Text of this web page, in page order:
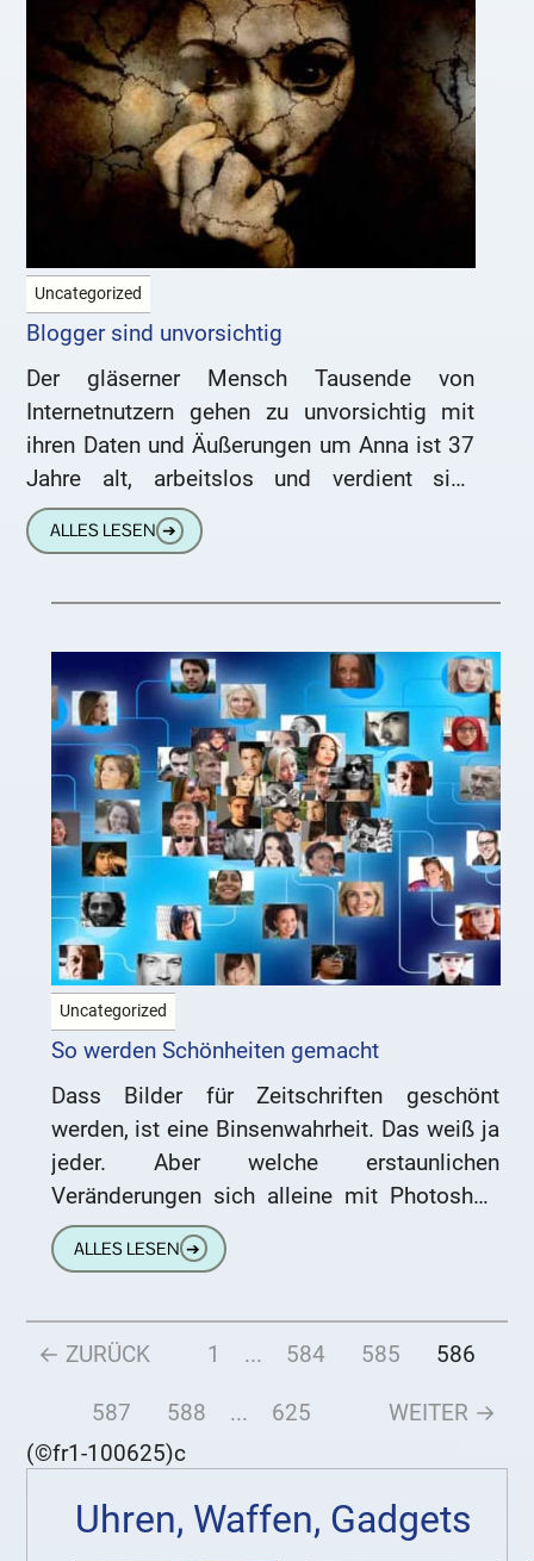
Uncategorized
Blogger sind unvorsichtig
Der gläserner Mensch Tausende von
Internetnutzern gehen zu unvorsichtig mit
ihren Daten und Äußerungen um Anna ist 37
Jahre alt, arbeitslos und verdient sich
nebenher etwas durch Putzen. Uta ist
ALLES LESEN ➔
Uncategorized
So werden Schönheiten gemacht
Dass Bilder für Zeitschriften geschönt
werden, ist eine Binsenwahrheit. Das weiß ja
jeder. Aber welche erstaunlichen
Veränderungen sich alleine mit Photoshop
und dem Bild eines Durchschnittsmädchens
bewerkstelligen lassen, das ist
ALLES LESEN ➔
← ZURÜCK 1 ... 584 585 586
587 588 ... 625
WEITER →
(©fr1-100625)c
Uhren, Waffen, Gadgets